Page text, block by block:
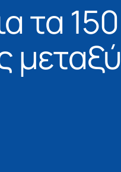
τα 150
μεταξύ